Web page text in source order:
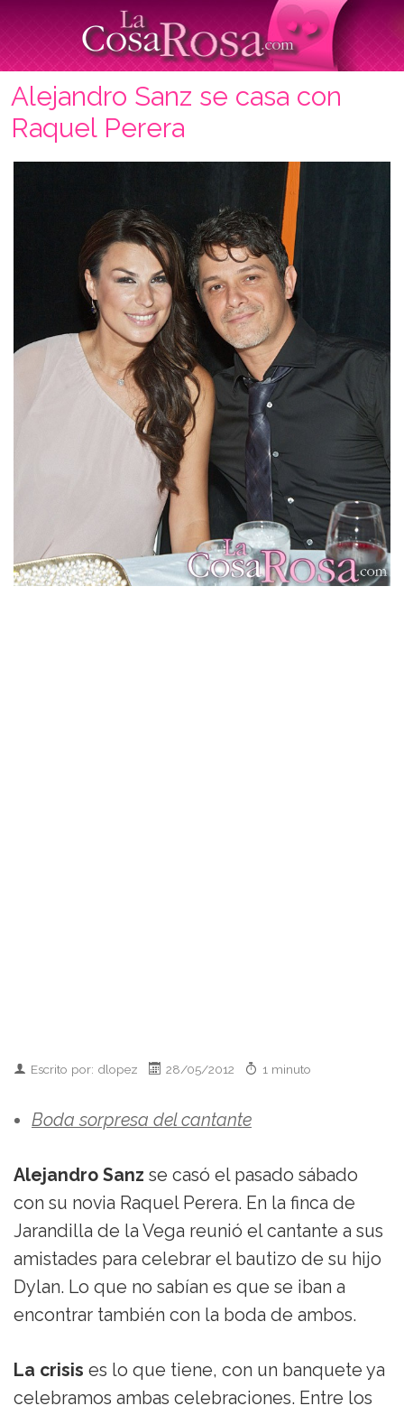
Alejandro Sanz se casa con
Raquel Perera
Escrito por: dlopez 28/05/2012 1 minuto
Boda sorpresa del cantante
Alejandro Sanz se casó el pasado sábado
con su novia Raquel Perera. En la finca de
Jarandilla de la Vega reunió el cantante a sus
amistades para celebrar el bautizo de su hijo
Dylan. Lo que no sabían es que se iban a
encontrar también con la boda de ambos.
La crisis es lo que tiene, con un banquete ya
celebramos ambas celebraciones. Entre los